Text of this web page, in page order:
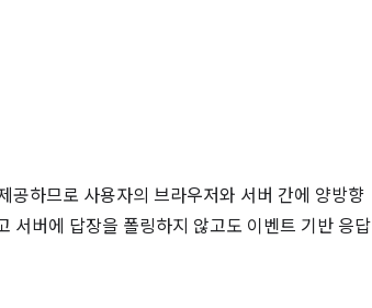
하므로 사용자의 브라우저와 서버 간에 양방향
서버에 답장을 폴링하지 않고도 이벤트 기반 응답